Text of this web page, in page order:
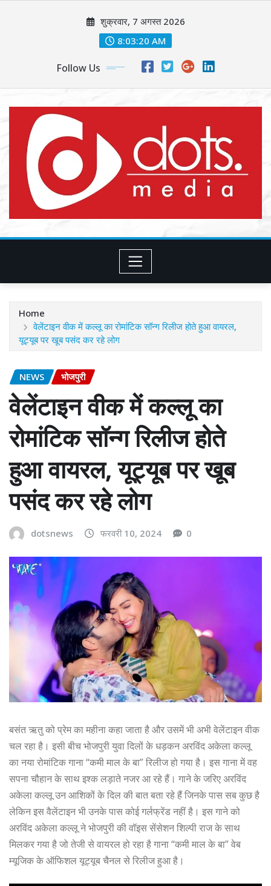
शुक्रवार, 7 अगस्त 2026
8:03:22 AM
Follow Us
Home
वेलेंटाइन वीक में कल्लू का रोमांटिक सॉन्ग रिलीज होते हुआ वायरल,
यूट्यूब पर खूब पसंद कर रहे लोग
NEWS भोजपुरी
वेलेंटाइन वीक में कल्लू का
रोमांटिक सॉन्ग रिलीज होते
हुआ वायरल, यूट्यूब पर खूब
पसंद कर रहे लोग
dotsnews फरवरी 10, 2024 0
बसंत ऋतु को प्रेम का महीना कहा जाता है और उसमें भी अभी वेलेंटाइन वीक
चल रहा है। इसी बीच भोजपुरी युवा दिलों के धड़कन अरविंद अकेला कल्लू
का नया रोमांटिक गाना “कमी माल के बा” रिलीज हो गया है। इस गाना में वह
सपना चौहान के साथ इश्क लड़ाते नजर आ रहे हैं। गाने के जरिए अरविंद
अकेला कल्लू उन आशिकों के दिल की बात बता रहे हैं जिनके पास सब कुछ है
लेकिन इस वैलेंटाइन भी उनके पास कोई गर्लफ्रेंड नहीं है। इस गाने को
अरविंद अकेला कल्लू ने भोजपुरी की वॉइस सेंसेशन शिल्पी राज के साथ
मिलकर गया है जो तेजी से वायरल हो रहा है गाना “कमी माल के बा” वेब
म्यूजिक के ऑफिशल यूट्यूब चैनल से रिलीज हुआ है।